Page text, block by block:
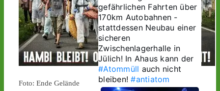
Foto: Ende Gelände
gefährlichen Fahrten über
170km Autobahnen -
stattdessen Neubau einer
sicheren
Zwischenlagerhalle in
#Atommüll auch nicht
bleiben! #antiatom